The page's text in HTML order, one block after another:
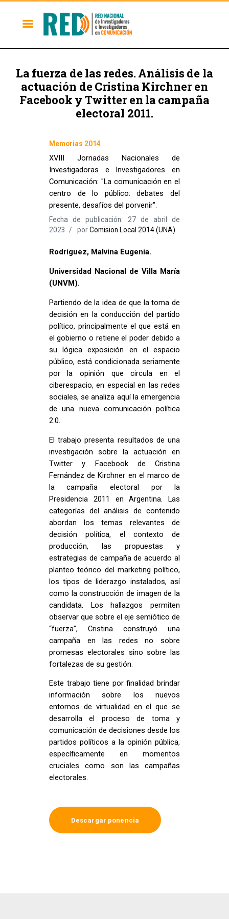
La fuerza de las redes. Análisis de la
actuación de Cristina Kirchner en
Facebook y Twitter en la campaña
electoral 2011.
Memorias 2014
XVIII Jornadas Nacionales de
Investigadoras e Investigadores en
Comunicación: "La comunicación en el
centro de lo público: debates del
presente, desafíos del porvenir".
Fecha de publicación: 27 de abril de
2023
porComision Local 2014 (UNA)
Rodríguez, Malvina Eugenia.
Universidad Nacional de Villa María
(UNVM).
Partiendo de la idea de que la toma de
decisión en la conducción del partido
político, principalmente el que está en
el gobierno o retiene el poder debido a
su lógica exposición en el espacio
público, está condicionada seriamente
por la opinión que circula en el
ciberespacio, en especial en las redes
sociales, se analiza aquí la emergencia
de una nueva comunicación política
2.0.
El trabajo presenta resultados de una
investigación sobre la actuación en
Twitter y Facebook de Cristina
Fernández de Kirchner en el marco de
la campaña electoral por la
Presidencia 2011 en Argentina. Las
categorías del análisis de contenido
abordan los temas relevantes de
decisión política, el contexto de
producción, las propuestas y
estrategias de campaña de acuerdo al
planteo teórico del marketing político,
los tipos de liderazgo instalados, así
como la construcción de imagen de la
candidata. Los hallazgos permiten
observar que sobre el eje semiótico de
“fuerza”, Cristina construyó una
campaña en las redes no sobre
promesas electorales sino sobre las
fortalezas de su gestión.
Este trabajo tiene por finalidad brindar
información sobre los nuevos
entornos de virtualidad en el que se
desarrolla el proceso de toma y
comunicación de decisiones desde los
partidos políticos a la opinión pública,
específicamente en momentos
cruciales como son las campañas
electorales.
Descargar ponencia